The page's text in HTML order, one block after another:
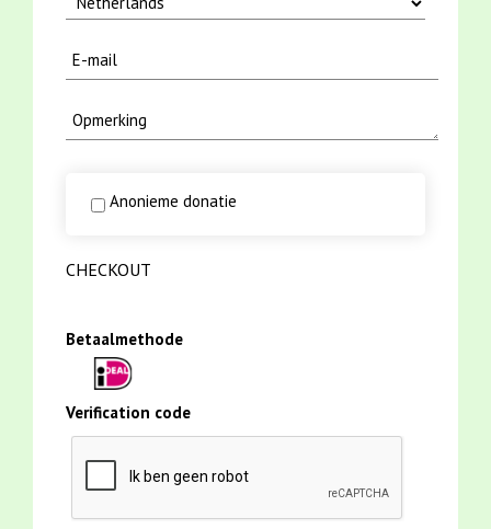
Anonieme donatie
CHECKOUT
Betaalmethode
Verification code